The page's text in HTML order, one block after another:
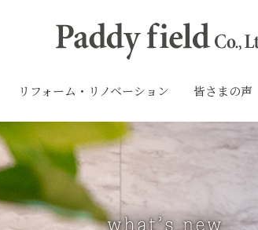
リフォーム・リノベーション 皆さまの声